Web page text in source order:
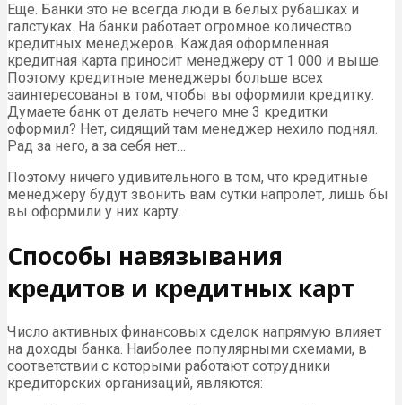
Еще. Банки это не всегда люди в белых рубашках и
галстуках. На банки работает огромное количество
кредитных менеджеров. Каждая оформленная
кредитная карта приносит менеджеру от 1 000 и выше.
Поэтому кредитные менеджеры больше всех
заинтересованы в том, чтобы вы оформили кредитку.
Думаете банк от делать нечего мне 3 кредитки
оформил? Нет, сидящий там менеджер нехило поднял.
Рад за него, а за себя нет…
Поэтому ничего удивительного в том, что кредитные
менеджеру будут звонить вам сутки напролет, лишь бы
вы оформили у них карту.
Способы навязывания
кредитов и кредитных карт
Число активных финансовых сделок напрямую влияет
на доходы банка. Наиболее популярными схемами, в
соответствии с которыми работают сотрудники
кредиторских организаций, являются: